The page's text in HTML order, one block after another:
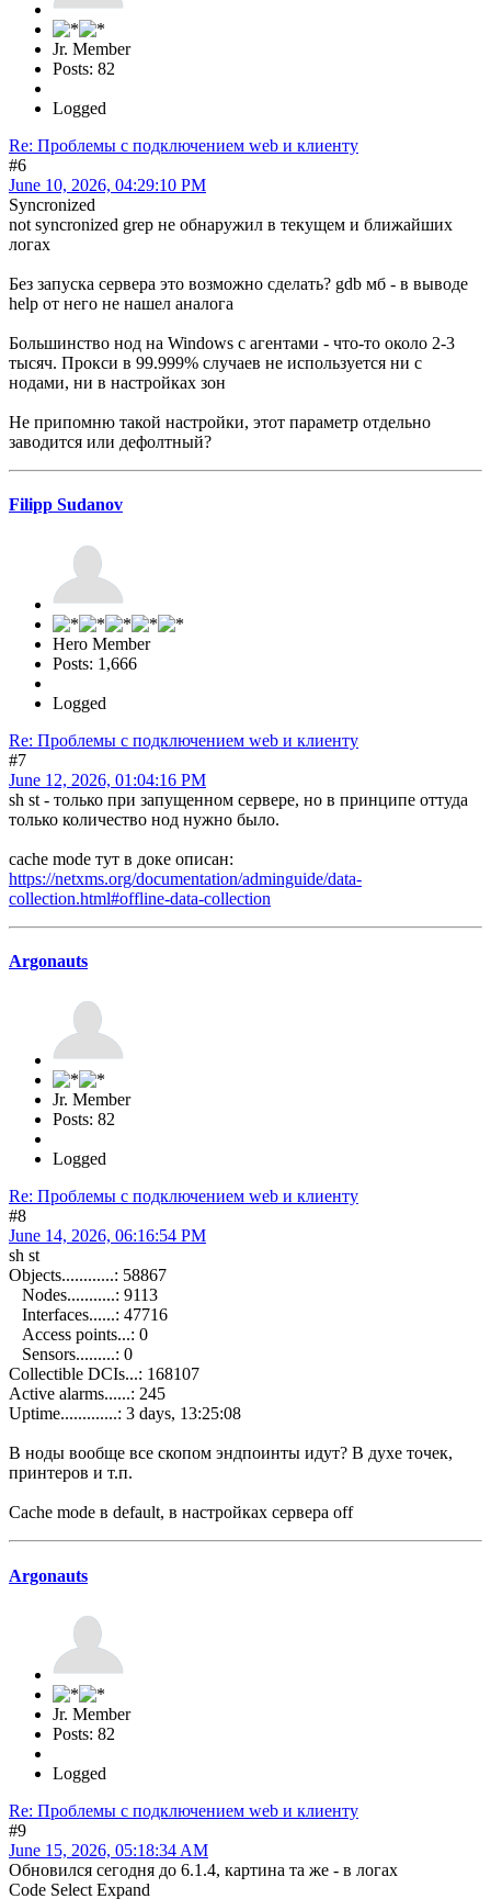
Jr. Member
Posts: 82
Logged
Re: Проблемы с подключением web и клиенту
#6
June 10, 2026, 04:29:10 PM
Syncronized
not syncronized grep не обнаружил в текущем и ближайших
логах
Без запуска сервера это возможно сделать? gdb мб - в выводе
help от него не нашел аналога
Большинство нод на Windows с агентами - что-то около 2-3
тысяч. Прокси в 99.999% случаев не используется ни с
нодами, ни в настройках зон
Не припомню такой настройки, этот параметр отдельно
заводится или дефолтный?
Filipp Sudanov
Hero Member
Posts: 1,666
Logged
Re: Проблемы с подключением web и клиенту
#7
June 12, 2026, 01:04:16 PM
sh st - только при запущенном сервере, но в принципе оттуда
только количество нод нужно было.
cache mode тут в доке описан:
https://netxms.org/documentation/adminguide/data-
collection.html#offline-data-collection
Argonauts
Jr. Member
Posts: 82
Logged
Re: Проблемы с подключением web и клиенту
#8
June 14, 2026, 06:16:54 PM
sh st
Objects............: 58867
Nodes...........: 9113
Interfaces......: 47716
Access points...: 0
Sensors.........: 0
Collectible DCIs...: 168107
Active alarms......: 245
Uptime.............: 3 days, 13:25:08
В ноды вообще все скопом эндпоинты идут? В духе точек,
принтеров и т.п.
Cache mode в default, в настройках сервера off
Argonauts
Jr. Member
Posts: 82
Logged
Re: Проблемы с подключением web и клиенту
#9
June 15, 2026, 05:18:34 AM
Обновился сегодня до 6.1.4, картина та же - в логах
Code Select Expand